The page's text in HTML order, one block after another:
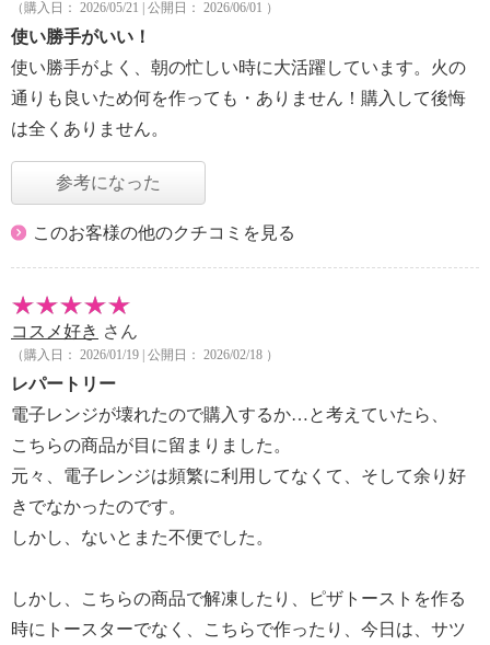
（購入日： 2026/05/21 | 公開日： 2026/06/01 ）
使い勝手がいい！
使い勝手がよく、朝の忙しい時に大活躍しています。火の
通りも良いため何を作っても・ありません！購入して後悔
は全くありません。
参考になった
このお客様の他のクチコミを見る
コスメ好き さん
（購入日： 2026/01/19 | 公開日： 2026/02/18 ）
レパートリー
電子レンジが壊れたので購入するか…と考えていたら、
こちらの商品が目に留まりました。
元々、電子レンジは頻繁に利用してなくて、そして余り好
きでなかったのです。
しかし、ないとまた不便でした。
しかし、こちらの商品で解凍したり、ピザトーストを作る
時にトースターでなく、こちらで作ったり、今日は、サツ